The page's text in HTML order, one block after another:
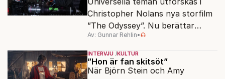
Christopher Nolans nya storfilm
”The Odyssey”. Nu berättar
stjärnregissören om
fascinationen för Homeros
klassiska epos.
Av: Gunnar Rehlin•
INTERVJU KULTUR
”Hon är fan skitsöt”
När Björn Stein och Amy